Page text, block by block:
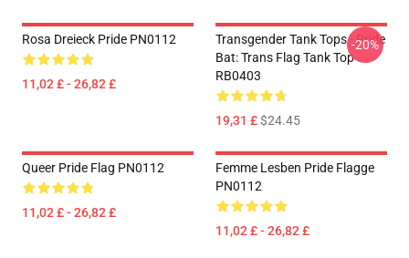
Rosa Dreieck Pride PN0112
11,02 £ - 26,82 £
Transgender Tank Tops - Pride
Bat: Trans Flag Tank Top
RB0403
19,31 £$24.45
-20%
Queer Pride Flag PN0112
11,02 £ - 26,82 £
Femme Lesben Pride Flagge
PN0112
11,02 £ - 26,82 £